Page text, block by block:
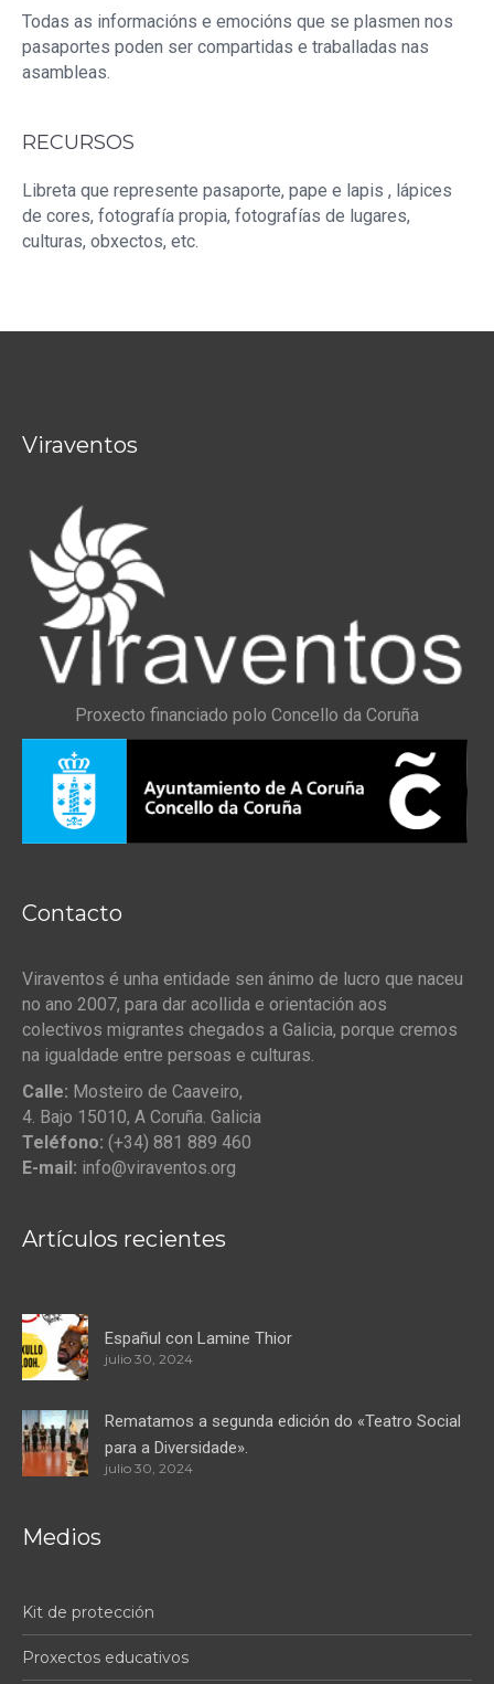
Todas as informacións e emocións que se plasmen nos
pasaportes poden ser compartidas e traballadas nas
asambleas.
RECURSOS
Libreta que represente pasaporte, pape e lapis , lápices
de cores, fotografía propia, fotografías de lugares,
culturas, obxectos, etc.
Viraventos
Proxecto financiado polo Concello da Coruña
Contacto
Viraventos é unha entidade sen ánimo de lucro que naceu
no ano 2007, para dar acollida e orientación aos
colectivos migrantes chegados a Galicia, porque cremos
na igualdade entre persoas e culturas.
Calle: Mosteiro de Caaveiro,
4. Bajo 15010, A Coruña. Galicia
Teléfono: (+34) 881 889 460
E-mail: info@viraventos.org
Artículos recientes
Españul con Lamine Thior
julio 30, 2024
Rematamos a segunda edición do «Teatro Social
para a Diversidade».
julio 30, 2024
Medios
Kit de protección
Proxectos educativos